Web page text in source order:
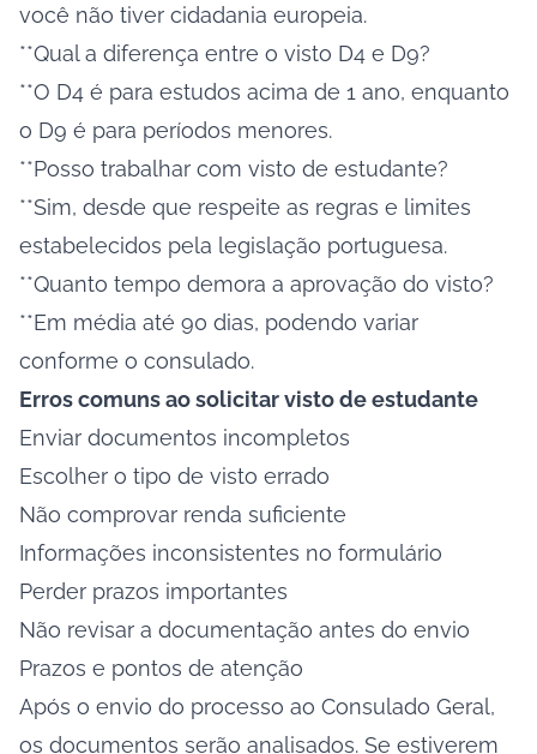
você não tiver cidadania europeia.
**Qual a diferença entre o visto D4 e D9?
**O D4 é para estudos acima de 1 ano, enquanto
o D9 é para períodos menores.
**Posso trabalhar com visto de estudante?
**Sim, desde que respeite as regras e limites
estabelecidos pela legislação portuguesa.
**Quanto tempo demora a aprovação do visto?
**Em média até 90 dias, podendo variar
conforme o consulado.
Erros comuns ao solicitar visto de estudante
Enviar documentos incompletos
Escolher o tipo de visto errado
Não comprovar renda suficiente
Informações inconsistentes no formulário
Perder prazos importantes
Não revisar a documentação antes do envio
Prazos e pontos de atenção
Após o envio do processo ao Consulado Geral,
os documentos serão analisados. Se estiverem